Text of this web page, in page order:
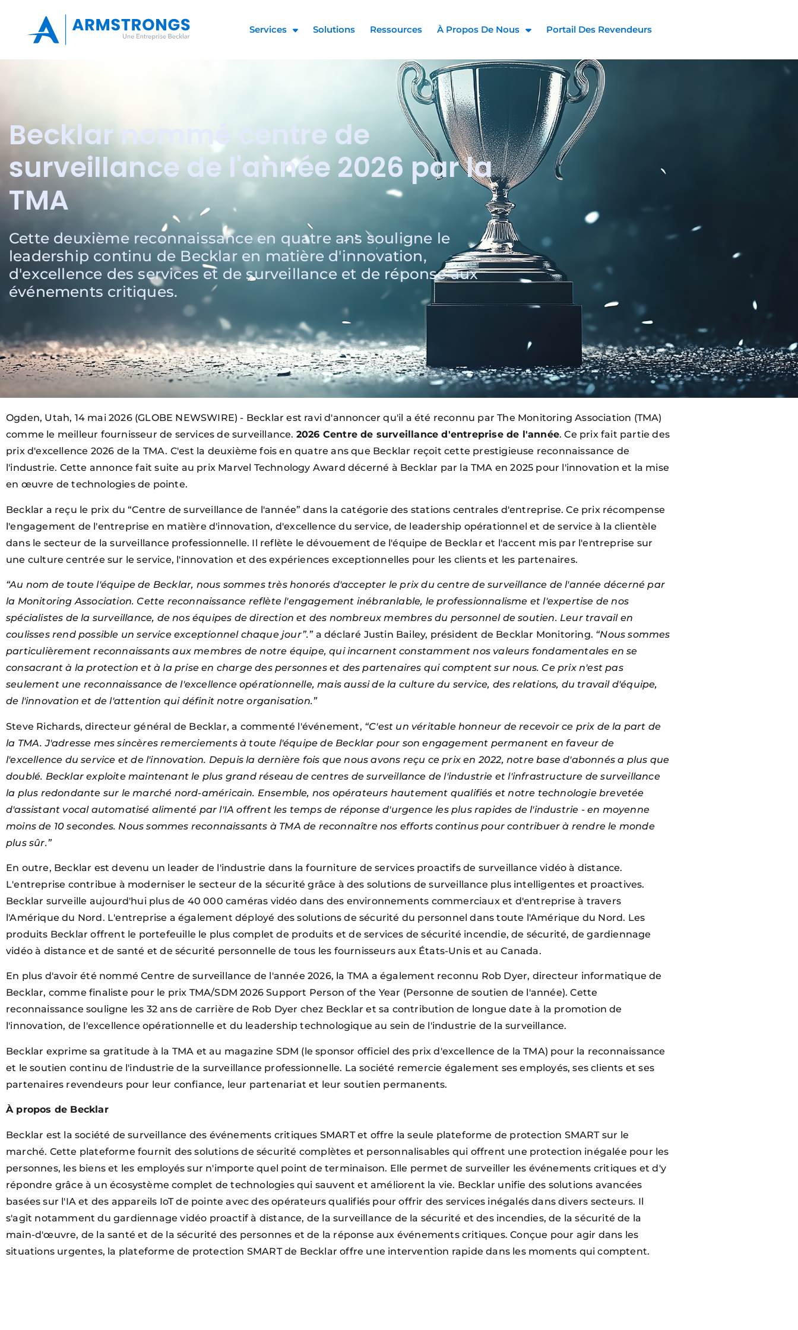
Services Solutions Ressources À Propos De Nous Portail Des Revendeurs
Becklar nommé centre de
surveillance de l'année 2026 par la
TMA
Cette deuxième reconnaissance en quatre ans souligne le
leadership continu de Becklar en matière d'innovation,
d'excellence des services et de surveillance et de réponse aux
événements critiques.
Ogden, Utah, 14 mai 2026 (GLOBE NEWSWIRE) - Becklar est ravi d'annoncer qu'il a été reconnu par The Monitoring Association (TMA)
comme le meilleur fournisseur de services de surveillance. 2026 Centre de surveillance d'entreprise de l'année. Ce prix fait partie des
prix d'excellence 2026 de la TMA. C'est la deuxième fois en quatre ans que Becklar reçoit cette prestigieuse reconnaissance de
l'industrie. Cette annonce fait suite au prix Marvel Technology Award décerné à Becklar par la TMA en 2025 pour l'innovation et la mise
en œuvre de technologies de pointe.
Becklar a reçu le prix du “Centre de surveillance de l'année” dans la catégorie des stations centrales d'entreprise. Ce prix récompense
l'engagement de l'entreprise en matière d'innovation, d'excellence du service, de leadership opérationnel et de service à la clientèle
dans le secteur de la surveillance professionnelle. Il reflète le dévouement de l'équipe de Becklar et l'accent mis par l'entreprise sur
une culture centrée sur le service, l'innovation et des expériences exceptionnelles pour les clients et les partenaires.
“Au nom de toute l'équipe de Becklar, nous sommes très honorés d'accepter le prix du centre de surveillance de l'année décerné par
la Monitoring Association. Cette reconnaissance reflète l'engagement inébranlable, le professionnalisme et l'expertise de nos
spécialistes de la surveillance, de nos équipes de direction et des nombreux membres du personnel de soutien. Leur travail en
coulisses rend possible un service exceptionnel chaque jour”.”a déclaré Justin Bailey, président de Becklar Monitoring. “Nous sommes
particulièrement reconnaissants aux membres de notre équipe, qui incarnent constamment nos valeurs fondamentales en se
consacrant à la protection et à la prise en charge des personnes et des partenaires qui comptent sur nous. Ce prix n'est pas
seulement une reconnaissance de l'excellence opérationnelle, mais aussi de la culture du service, des relations, du travail d'équipe,
de l'innovation et de l'attention qui définit notre organisation.”
Steve Richards, directeur général de Becklar, a commenté l'événement, “C'est un véritable honneur de recevoir ce prix de la part de
la TMA. J'adresse mes sincères remerciements à toute l'équipe de Becklar pour son engagement permanent en faveur de
l'excellence du service et de l'innovation. Depuis la dernière fois que nous avons reçu ce prix en 2022, notre base d'abonnés a plus que
doublé. Becklar exploite maintenant le plus grand réseau de centres de surveillance de l'industrie et l'infrastructure de surveillance
la plus redondante sur le marché nord-américain. Ensemble, nos opérateurs hautement qualifiés et notre technologie brevetée
d'assistant vocal automatisé alimenté par l'IA offrent les temps de réponse d'urgence les plus rapides de l'industrie - en moyenne
moins de 10 secondes. Nous sommes reconnaissants à TMA de reconnaître nos efforts continus pour contribuer à rendre le monde
plus sûr.”
En outre, Becklar est devenu un leader de l'industrie dans la fourniture de services proactifs de surveillance vidéo à distance.
L'entreprise contribue à moderniser le secteur de la sécurité grâce à des solutions de surveillance plus intelligentes et proactives.
Becklar surveille aujourd'hui plus de 40 000 caméras vidéo dans des environnements commerciaux et d'entreprise à travers
l'Amérique du Nord. L'entreprise a également déployé des solutions de sécurité du personnel dans toute l'Amérique du Nord. Les
produits Becklar offrent le portefeuille le plus complet de produits et de services de sécurité incendie, de sécurité, de gardiennage
vidéo à distance et de santé et de sécurité personnelle de tous les fournisseurs aux États-Unis et au Canada.
En plus d'avoir été nommé Centre de surveillance de l'année 2026, la TMA a également reconnu Rob Dyer, directeur informatique de
Becklar, comme finaliste pour le prix TMA/SDM 2026 Support Person of the Year (Personne de soutien de l'année). Cette
reconnaissance souligne les 32 ans de carrière de Rob Dyer chez Becklar et sa contribution de longue date à la promotion de
l'innovation, de l'excellence opérationnelle et du leadership technologique au sein de l'industrie de la surveillance.
Becklar exprime sa gratitude à la TMA et au magazine SDM (le sponsor officiel des prix d'excellence de la TMA) pour la reconnaissance
et le soutien continu de l'industrie de la surveillance professionnelle. La société remercie également ses employés, ses clients et ses
partenaires revendeurs pour leur confiance, leur partenariat et leur soutien permanents.
À propos de Becklar
Becklar est la société de surveillance des événements critiques SMART et offre la seule plateforme de protection SMART sur le
marché. Cette plateforme fournit des solutions de sécurité complètes et personnalisables qui offrent une protection inégalée pour les
personnes, les biens et les employés sur n'importe quel point de terminaison. Elle permet de surveiller les événements critiques et d'y
répondre grâce à un écosystème complet de technologies qui sauvent et améliorent la vie. Becklar unifie des solutions avancées
basées sur l'IA et des appareils IoT de pointe avec des opérateurs qualifiés pour offrir des services inégalés dans divers secteurs. Il
s'agit notamment du gardiennage vidéo proactif à distance, de la surveillance de la sécurité et des incendies, de la sécurité de la
main-d'œuvre, de la santé et de la sécurité des personnes et de la réponse aux événements critiques. Conçue pour agir dans les
situations urgentes, la plateforme de protection SMART de Becklar offre une intervention rapide dans les moments qui comptent.